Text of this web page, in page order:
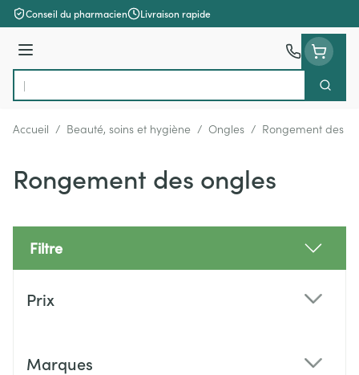
Aller au contenu
Conseil du pharmacien Livraison rapide
Menu
Rechercher
Accueil / Beauté, soins et hygiène / Ongles / Rongement des
Rongement des ongles
Filtre
Prix
Marques